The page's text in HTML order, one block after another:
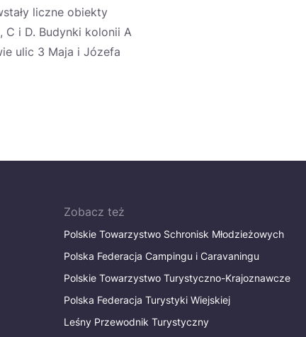
liczne obiekty
C i D. Budynki kolonii A
ulic 3 Maja i Józefa
Zobacz też
Polskie Towarzystwo Schronisk Młodzieżowych
Polska Federacja Campingu i Caravaningu
Polskie Towarzystwo Turystyczno-Krajoznawcze
Polska Federacja Turystyki Wiejskiej
Leśny Przewodnik Turystyczny